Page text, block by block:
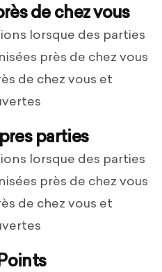
de chez vous
lorsque des parties
près de chez vous
de chez vous et
parties
lorsque des parties
près de chez vous
de chez vous et